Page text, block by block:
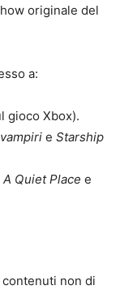
originale del
a:
gioco Xbox).
e Starship
A Quiet Place e
non di